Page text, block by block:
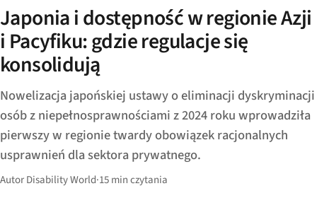
Japonia i dostępność w regionie Azji
i Pacyfiku: gdzie regulacje się
konsolidują
Nowelizacja japońskiej ustawy o eliminacji dyskryminacji
osób z niepełnosprawnościami z 2024 roku wprowadziła
pierwszy w regionie twardy obowiązek racjonalnych
usprawnień dla sektora prywatnego.
Autor Disability World·15 min czytania